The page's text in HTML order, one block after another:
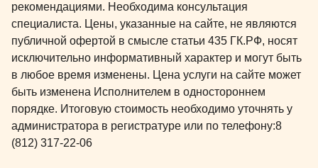
рекомендациями. Необходима консультация
специалиста. Цены, указанные на сайте, не являются
публичной офертой в смысле статьи 435 ГК.РФ, носят
исключительно информативный характер и могут быть
в любое время изменены. Цена услуги на сайте может
быть изменена Исполнителем в одностороннем
порядке. Итоговую стоимость необходимо уточнять у
администратора в регистратуре или по телефону:8
(812) 317-22-06